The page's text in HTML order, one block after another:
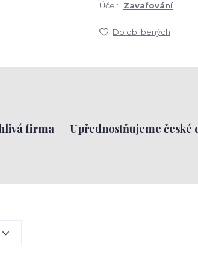
Účel:
Zavařování
Do oblíbených
firma Upřednostňujeme české